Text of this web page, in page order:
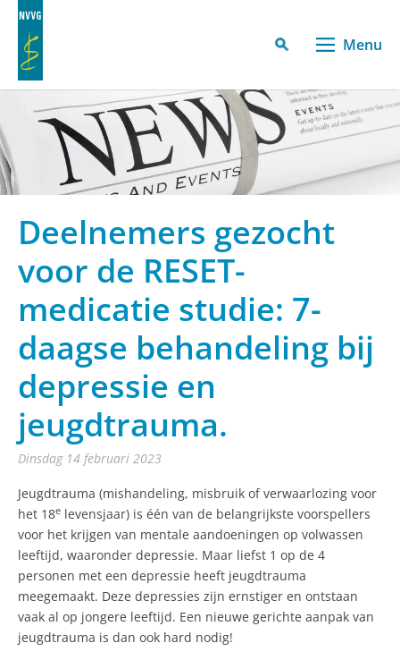
Menu
Deelnemers gezocht
voor de RESET-
medicatie studie: 7-
daagse behandeling bij
depressie en
jeugdtrauma.
dinsdag 14 februari 2023
Jeugdtrauma (mishandeling, misbruik of verwaarlozing voor
het 18e levensjaar) is één van de belangrijkste voorspellers
voor het krijgen van mentale aandoeningen op volwassen
leeftijd, waaronder depressie. Maar liefst 1 op de 4
personen met een depressie heeft jeugdtrauma
meegemaakt. Deze depressies zijn ernstiger en ontstaan
vaak al op jongere leeftijd. Een nieuwe gerichte aanpak van
jeugdtrauma is dan ook hard nodig!